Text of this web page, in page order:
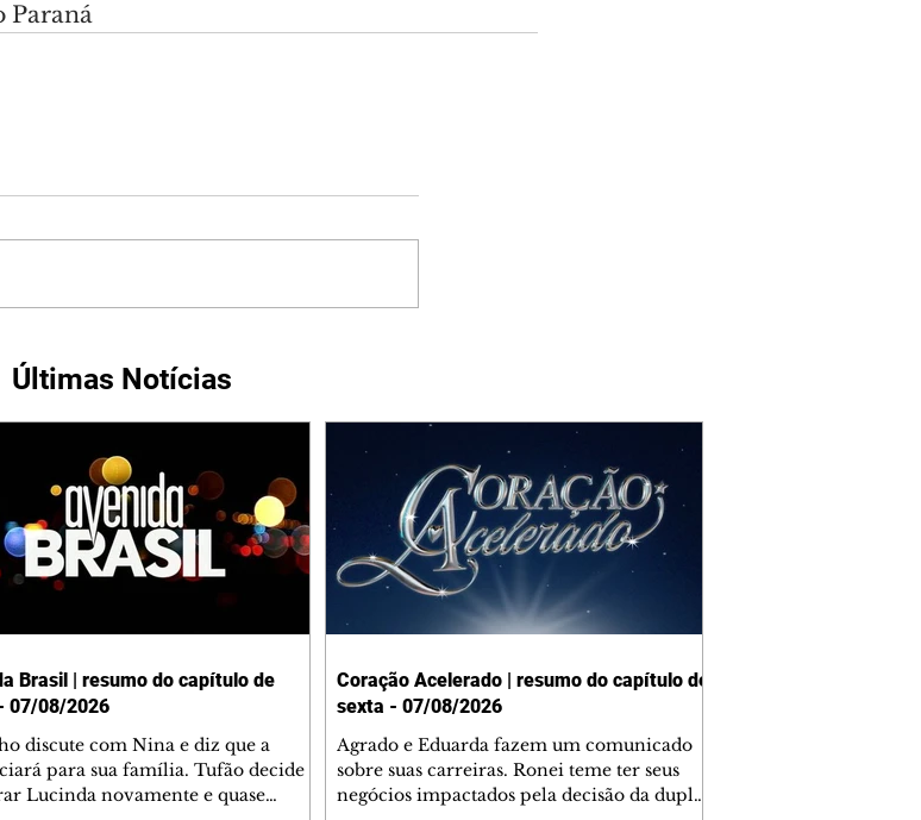
Paraná
Últimas Notícias
Brasil | resumo do capítulo de
07/08/2026
discute com Nina e diz que a
para sua família. Tufão decide
Lucinda novamente e quase
Coração Acelerado | resumo do capítulo de
sexta - 07/08/2026
Agrado e Eduarda fazem um comunicado
sobre suas carreiras. Ronei teme ter seus
negócios impactados pela decisão da dupla.